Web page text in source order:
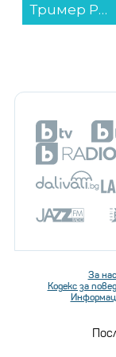
Телевизор TCL 50C6KS , 126 см, 3840x2160 UHD-4K , 50 inch, Android , Mini LED , Smart TV...
За нас
Кодекс за